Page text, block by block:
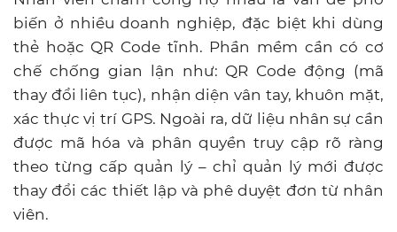
biến ở nhiều doanh nghiệp, đặc biệt khi dùng
thẻ hoặc QR Code tĩnh. Phần mềm cần có cơ
chế chống gian lận như: QR Code động (mã
thay đổi liên tục), nhận diện vân tay, khuôn mặt,
xác thực vị trí GPS. Ngoài ra, dữ liệu nhân sự cần
được mã hóa và phân quyền truy cập rõ ràng
theo từng cấp quản lý – chỉ quản lý mới được
thay đổi các thiết lập và phê duyệt đơn từ nhân
viên.